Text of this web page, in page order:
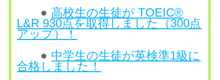
● 高校生の生徒が TOEIC®
L&R 930点を取得しました（300点
アップ）！
● 中学生の生徒が英検準1級に
合格しました！